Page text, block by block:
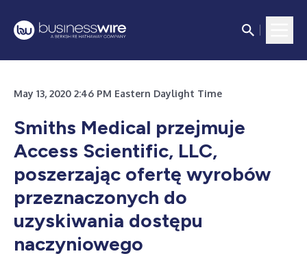
May 13, 2020 2:46 PM Eastern Daylight Time
Smiths Medical przejmuje
Access Scientific, LLC,
poszerzając ofertę wyrobów
przeznaczonych do
uzyskiwania dostępu
naczyniowego